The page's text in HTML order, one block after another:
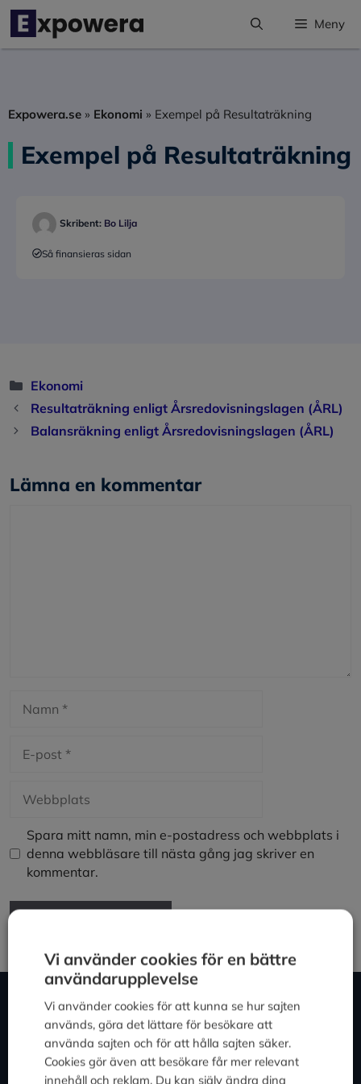
Hoppa
innehåll
Meny
Expowera.se » Ekonomi » Exempel på Resultaträkning
Exempel på Resultaträkning
Skribent: Bo Lilja
Så finansieras sidan
Kategorier
Ekonomi
Resultaträkning enligt Årsredovisningslagen (ÅRL)
Balansräkning enligt Årsredovisningslagen (ÅRL)
Lämna en kommentar
post
Spara mitt namn, min e-postadress och webbplats i
denna webbläsare till nästa gång jag skriver en
kommentar.
Om Expowera
Expowera.se erbjuder omfattande kunskapsstöd för mindre
företag inom utvalda huvudområden. Trots vår inriktning är
informationen även värdefull för större företag och studenter.
Vi använder cookies för en bättre
användarupplevelse
Vi använder cookies för att kunna se hur sajten
används, göra det lättare för besökare att
använda sajten och för att hålla sajten säker.
Cookies gör även att besökare får mer relevant
innehåll och reklam. Du kan själv ändra dina